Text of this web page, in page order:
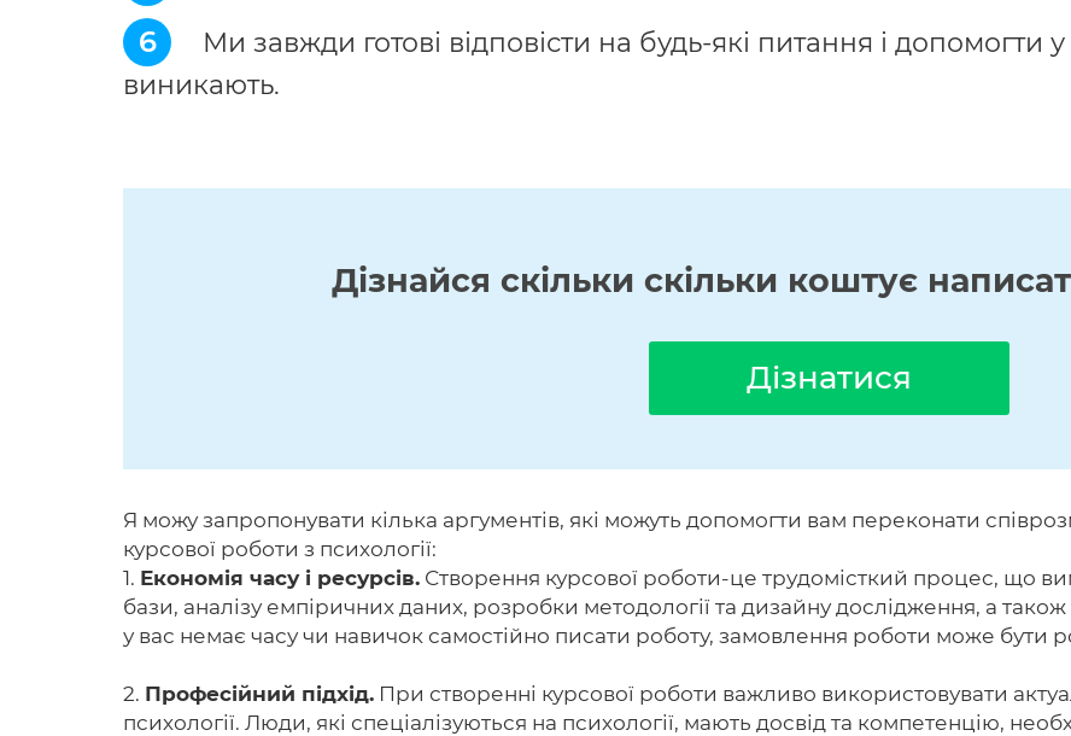
6
Ми завжди готові відповісти на будь-які питання і
виникають.
Дізнайся скільки скільки коштує
Дізнатися
Я можу запропонувати кілька аргументів, які можуть допомогти вам переконати
курсової роботи з психології:
1. Економія часу і ресурсів. Створення курсової роботи-це трудомісткий процес, що
бази, аналізу емпіричних даних, розробки методології та дизайну дослідження, а
у вас немає часу чи навичок самостійно писати роботу, замовлення роботи може бути
2. Професійний підхід. При створенні курсової роботи важливо використовувати
психології. Люди, які спеціалізуються на психології, мають досвід та компетенцію,